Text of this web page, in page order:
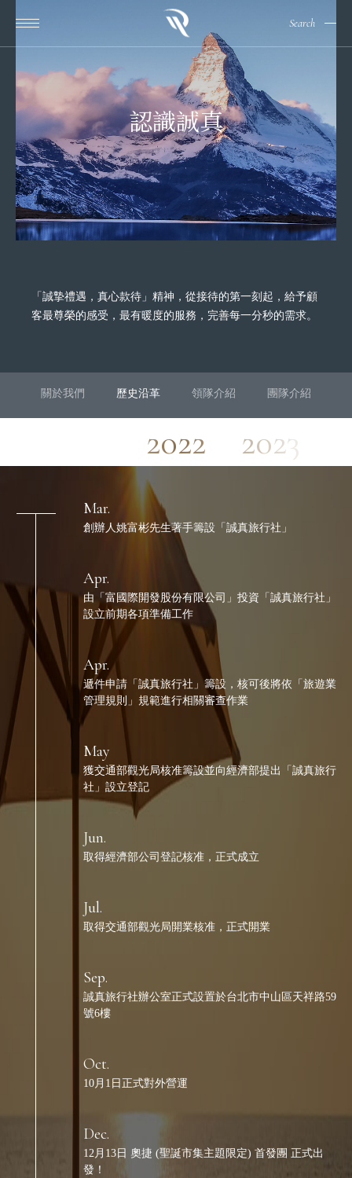
Search
認識誠真
「誠摯禮遇，真心款待」精神，從接待的第一刻起，給予顧
客最尊榮的感受，最有暖度的服務，完善每一分秒的需求。
關於我們 歷史沿革 領隊介紹 團隊介紹
2022 2023
Mar.
創辦人姚富彬先生著手籌設「誠真旅行社」
Apr.
由「富國際開發股份有限公司」投資「誠真旅行社」
設立前期各項準備工作
Apr.
遞件申請「誠真旅行社」籌設，核可後將依「旅遊業
管理規則」規範進行相關審查作業
May
獲交通部觀光局核准籌設並向經濟部提出「誠真旅行
社」設立登記
Jun.
取得經濟部公司登記核准，正式成立
Jul.
取得交通部觀光局開業核准，正式開業
Sep.
誠真旅行社辦公室正式設置於台北市中山區天祥路59
號6樓
Oct.
10月1日正式對外營運
Dec.
12月13日 奧捷 (聖誕市集主題限定) 首發團 正式出
發！